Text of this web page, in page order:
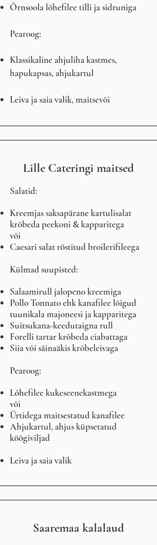
Õrnsoola lõhefilee tilli ja sidruniga
Pearoog:
Klassikaline ahjuliha kastmes,
hapukapsas, ahjukartul
Leiva ja saia valik, maitsevõi
Lille Cateringi maitsed
Salatid:
Kreemjas saksapärane kartulisalat
krõbeda peekoni & kapparitega
või
Caesari salat röstitud broilerifileega
Külmad suupisted:
Salaamirull jalopeno kreemiga
Pollo Tonnato ehk kanafilee lõigud
tuunikala majoneesi ja kapparitega
Suitsukana-keedutaigna rull
Forelli tartar krõbeda ciabattaga
Siia või säinaäkis krõbeleivaga
Pearoog:
Lõhefilee kukeseenekastmega
või
Ürtidega maitsestatud kanafilee
Ahjukartul, ahjus küpsetatud
köögiviljad
Leiva ja saia valik
Saaremaa kalalaud